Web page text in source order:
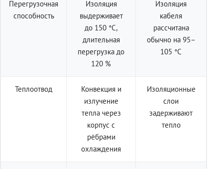
Перегрузочная
способность
Изоляция
выдерживает
до 150 °C,
длительная
перегрузка до
120 %
Изоляция
кабеля
рассчитана
обычно на 95–
105 °C
Теплоотвод
Конвекция и
излучение
тепла через
корпус с
рёбрами
охлаждения
Изоляционные
слои
задерживают
тепло